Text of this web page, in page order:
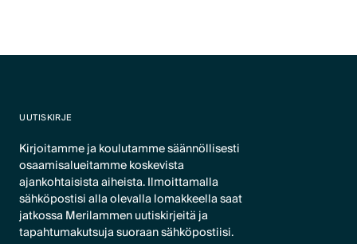
UUTISKIRJE
Kirjoitamme ja koulutamme säännöllisesti
osaamisalueitamme koskevista
ajankohtaisista aiheista. Ilmoittamalla
sähköpostisi alla olevalla lomakkeella saat
jatkossa Merilammen uutiskirjeitä ja
tapahtumakutsuja suoraan sähköpostiisi.